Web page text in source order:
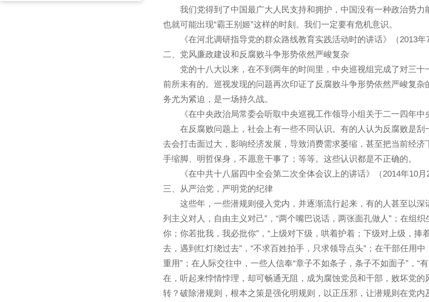
我们党得到了中国最广大人民支持和拥护，中国没有一种政治势力
也就可能出现“霸王别姬”这样的时刻。我们一定要有危机意识。
《在河北调研指导党的群众路线教育实践活动时的讲话》（2013年7
二、党风廉政建设和反腐败斗争形势依然严峻复杂
党的十八大以来，在不到两年的时间里，中央巡视组完成了对三十
前所未有的。巡视发现的问题再次印证了反腐败斗争形势依然严峻复
务尤为紧迫，是一场持久战。
《在中央政治局常委会听取中央巡视工作领导小组关于二一四年中
在反腐败问题上，社会上有一些不同认识。有的人认为反腐败是刮
去会打击面过大，影响经济发展，导致消费需求萎缩，甚至把当前经
手缩脚、明哲保身，不愿意干事了；等等。这些认识都是不正确的。
《在中共十八届四中全会第二次全体会议上的讲话》（2014年10月
三、从严治党，严明党的纪律
这些年，一些潜规则侵入党内，并逐渐流行起来，有的人甚至以深
列主义对人，自由主义对己”，“两个嘴巴说话，两张面孔做人”；在组
你；你若批我，我必批你”，“上级对下级，哄着护着；下级对上级，
去，遇到红灯绕过去”，“不求百姓拍手，只求领导点头”；在干部任用
重用”；在人际交往中，一些人信奉“章子不如条子，条子不如面子”，
在，听起来悖情悖理，却可畅通无阻，成为腐蚀党员和干部，败坏党
转？破除潜规则，根本之策是强化明规则，以正压邪，让潜规则在党